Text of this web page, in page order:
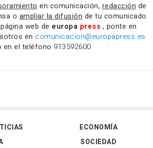
en comunicación, redacción de
o ampliar la difusión de tu comunicado
web de europa press , ponte en
en comunicacion@europapress.es
en el teléfono 913592600
ECONOMÍA
SOCIEDAD